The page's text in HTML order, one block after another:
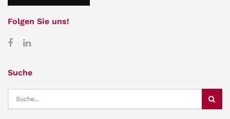
Folgen Sie uns!
Suche